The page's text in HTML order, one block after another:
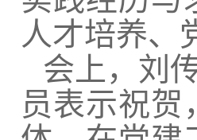
人才培养、
会上，刘
员表示祝